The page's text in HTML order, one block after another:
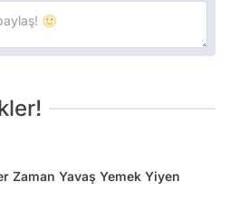
Zaman Yavaş Yemek Yiyen